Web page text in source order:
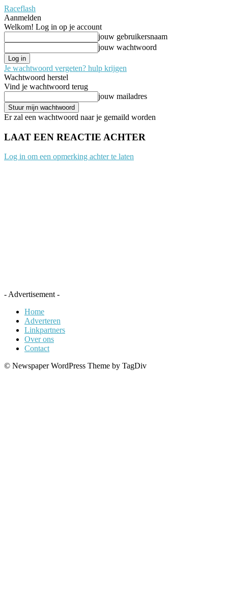
Raceflash
Aanmelden
Welkom! Log in op je account
jouw gebruikersnaam
jouw wachtwoord
Je wachtwoord vergeten? hulp krijgen
Wachtwoord herstel
Vind je wachtwoord terug
jouw mailadres
Er zal een wachtwoord naar je gemaild worden
LAAT EEN REACTIE ACHTER
Log in om een opmerking achter te laten
- Advertisement -
Home
Adverteren
Linkpartners
Over ons
Contact
© Newspaper WordPress Theme by TagDiv